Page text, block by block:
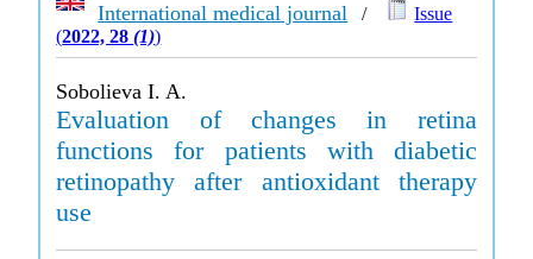
International medical journal /
Issue
(2022, 28(1))
Sobolieva I. A.
Evaluation of changes in retina
functions for patients with diabetic
retinopathy after antioxidant therapy
use